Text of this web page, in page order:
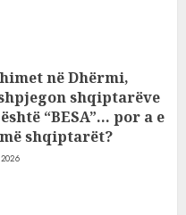
në Dhërmi,
shqiptarëve
“BESA”… por a e
shqiptarët?